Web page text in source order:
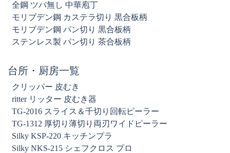
全鋼 ツバ無し 中華庖丁
モリブデン鋼 カステラ切り 黒合板柄
モリブデン鋼 パン切り 黒合板柄
ステンレス製 パン切り 茶合板柄
台所・厨房一覧
クリッパー 皮むき
ritter リッター 皮むき器
TG-2016 スライス＆千切り回転ピーラー
TG-1312 厚切り薄切り両刃ワイドピーラー
Silky KSP-220 キッチンプラ
Silky NKS-215 シェフクロス プロ